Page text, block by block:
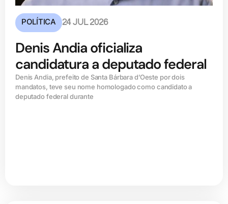
POLÍTICA 24 JUL 2026
Denis Andia oficializa
candidatura a deputado federal
Denis Andia, prefeito de Santa Bárbara d’Oeste por dois
mandatos, teve seu nome homologado como candidato a
deputado federal durante